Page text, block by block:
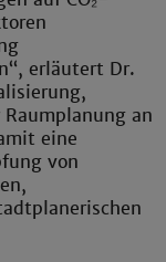
erläutert Dr.
an
eine
von